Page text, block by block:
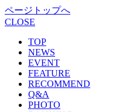
ページトップへ
CLOSE
TOP
NEWS
EVENT
FEATURE
RECOMMEND
Q&A
PHOTO